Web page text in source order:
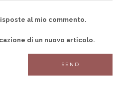
al mio commento.
di un nuovo articolo.